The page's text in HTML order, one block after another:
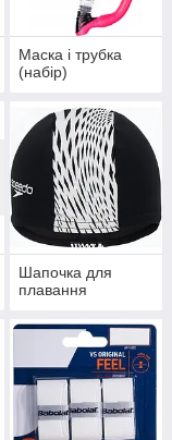
Маска і трубка
(набір)
Шапочка для
плавання